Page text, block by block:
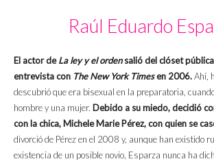
Raúl Eduardo
El actor deLa ley y el ordensalió del clóset
entrevista con The New York Timesen 2006.Ahí,
descubrió que era bisexual en la preparatoria,
hombre y una mujer. Debido a su miedo, decidió
con la chica, Michele Marie Pérez, con quien se
divorció de Pérez en el 2008 y, aunque han existido
existencia de un posible novio, Esparza nunca ha